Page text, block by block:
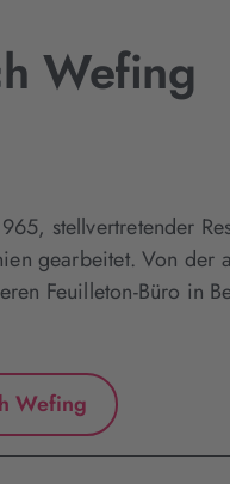
Wefing
stellvertretender
gearbeitet. Von der
Feuilleton-Büro in
Wefing